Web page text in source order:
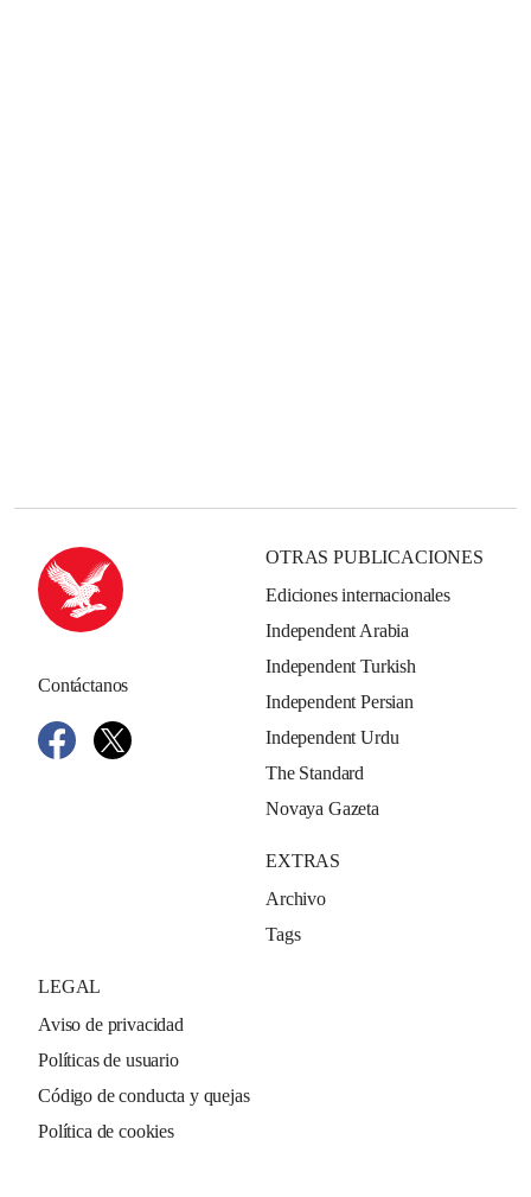
Contáctanos
OTRAS PUBLICACIONES
Ediciones internacionales
Independent Arabia
Independent Turkish
Independent Persian
Independent Urdu
The Standard
Novaya Gazeta
EXTRAS
Archivo
Tags
LEGAL
Aviso de privacidad
Políticas de usuario
Código de conducta y quejas
Política de cookies